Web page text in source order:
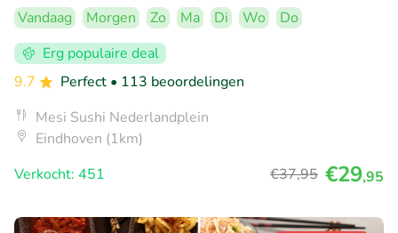
Vandaag Morgen Zo Ma Di Wo
Do
Erg populaire deal
9.7
Perfect • 113 beoordelingen
Mesi Sushi Nederlandplein
Eindhoven (1km)
Verkocht: 451
€37,95 €29,95